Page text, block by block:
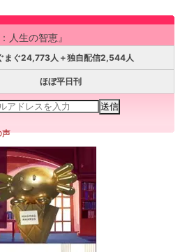
人生の智恵』
まぐ24,773人＋独自配信2,544人
ほぼ平日刊
声